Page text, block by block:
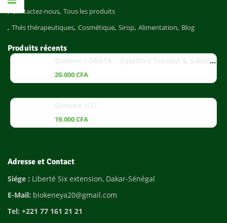
Contactez-nous Tous les produits
Thés thérapeutiques Cosmétique Sirop Alimentation Blog
Produits récents
Gamme LOBATA – Équilibre Tension & Santé Cardiaque
20.000CFA
19.000CFA
Adresse et Contact
Siége : Liberté Six extension, Dakar-Sénégal
E-Mail: biokeneya20@gmail.com
Tel: +221 77 161 21 21